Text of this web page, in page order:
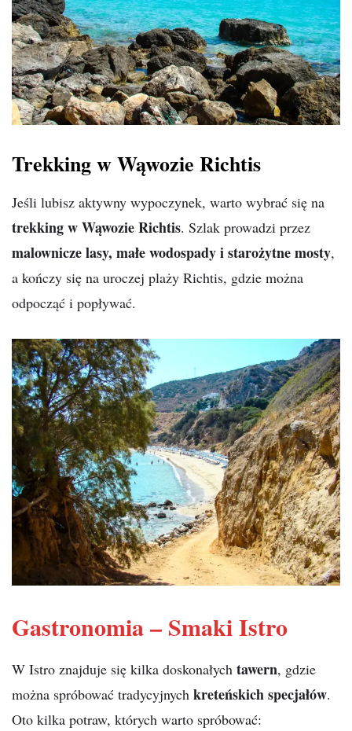
Trekking w Wąwozie Richtis
Jeśli lubisz aktywny wypoczynek, warto wybrać się na
trekking w Wąwozie Richtis. Szlak prowadzi przez
malownicze lasy, małe wodospady i starożytne mosty,
a kończy się na uroczej plaży Richtis, gdzie można
odpocząć i popływać.
Gastronomia – Smaki Istro
W Istro znajduje się kilka doskonałych tawern, gdzie
można spróbować tradycyjnych kreteńskich specjałów.
Oto kilka potraw, których warto spróbować: